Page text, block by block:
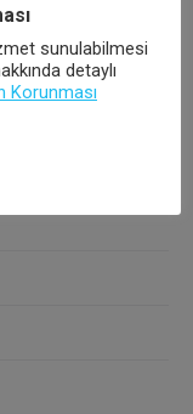
sunulabilmesi
detaylı
Korunması